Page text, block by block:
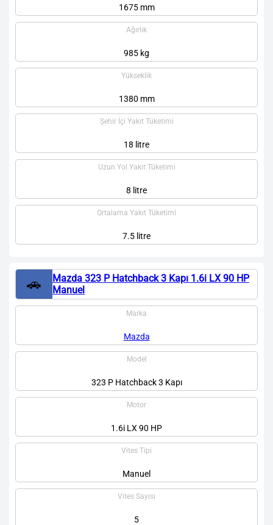
1675 mm
Ağırlık
985 kg
Yükseklik
1380 mm
Şehir İçi Yakıt Tüketimi
18 litre
Uzun Yol Yakıt Tüketimi
8 litre
Ortalama Yakıt Tüketimi
7.5 litre
🚗
Mazda 323 P Hatchback 3 Kapı 1.6i LX 90 HP
Manuel
Marka
Mazda
Model
323 P Hatchback 3 Kapı
Motor
1.6i LX 90 HP
Vites Tipi
Manuel
Vites Sayısı
5